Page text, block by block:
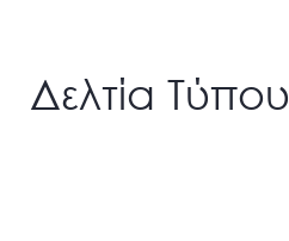
Δελτία Τύπου